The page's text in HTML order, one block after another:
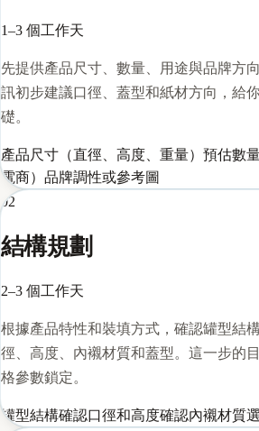
1–3 個工作天
先提供產品尺寸、數量、用途與品牌方
訊初步建議口徑、蓋型和紙材方向，給
礎。
產品尺寸（直徑、高度、重量） 預估數
電商） 品牌調性或參考圖
02
結構規劃
2–3 個工作天
根據產品特性和裝填方式，確認罐型結
徑、高度、內襯材質和蓋型。這一步的
格參數鎖定。
罐型結構確認口徑和高度確認內襯材質